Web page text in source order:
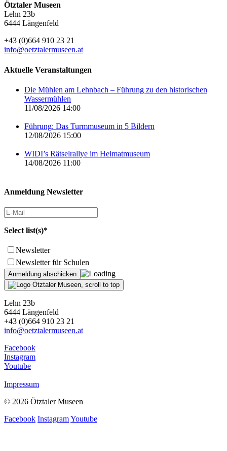
Ötztaler Museen
Lehn 23b
6444 Längenfeld
+43 (0)664 910 23 21
info@oetztalermuseen.at
Aktuelle Veranstaltungen
Die Mühlen am Lehnbach – Führung zu den historischen
Wassermühlen
11/08/2026 14:00
Führung: Das Turmmuseum in 5 Bildern
12/08/2026 15:00
WIDI’s Rätselrallye im Heimatmuseum
14/08/2026 11:00
Anmeldung Newsletter
Select list(s)*
Newsletter
Newsletter für Schulen
Lehn 23b
6444 Längenfeld
+43 (0)664 910 23 21
info@oetztalermuseen.at
Facebook
Instagram
Youtube
Impressum
© 2026 Ötztaler Museen
Facebook InstagramYoutube